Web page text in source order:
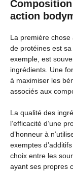
action
La première chose
de protéines est
exemple, est
ingrédients. Une
à maximiser les
associés aux
La qualité des
l’efficacité d’une
d’honneur à
exemptes
choix entre les
ayant ses propres